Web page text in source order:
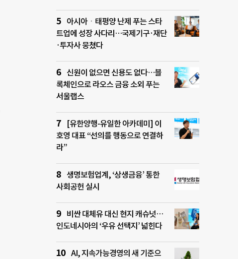
아시아ㆍ태평양 난제 푸는 스타
트업에 성장 사다리…국제기구·재단
·투자사 뭉쳤다
신원이 없으면 신용도 없다…블
록체인으로 라오스 금융 소외 푸는
서울랩스
[유한양행-유일한 아카데미] 이
호영 대표 “선의를 행동으로 연결하
라”
생명보험업계, ‘상생금융’ 통한
사회공헌 실시
비싼 대체유 대신 현지 캐슈넛…
인도네시아의 ‘우유 선택지’ 넓힌다
AI, 지속가능경영의 새 기준으